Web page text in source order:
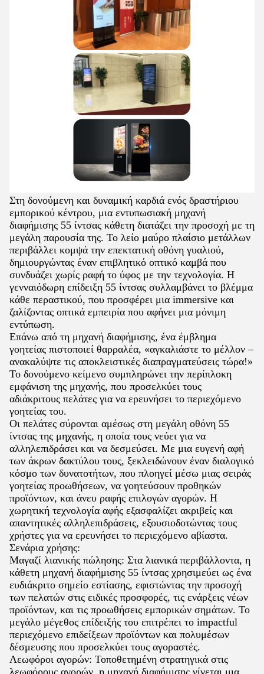
Στη δονούμενη και δυναμική καρδιά ενός δραστήριου
εμπορικού κέντρου, μια εντυπωσιακή μηχανή
διαφήμισης 55 ίντσας κάθετη διατάζει την προσοχή με τη
μεγάλη παρουσία της. Το λείο μαύρο πλαίσιο μετάλλων
περιβάλλει κομψά την επεκτατική οθόνη γυαλιού,
δημιουργώντας έναν επιβλητικό οπτικό καμβά που
συνδυάζει χωρίς ραφή το ύφος με την τεχνολογία. Η
γενναιόδωρη επίδειξη 55 ίντσας συλλαμβάνει το βλέμμα
κάθε περαστικού, που προσφέρει μια immersive και
ζαλίζοντας οπτικά εμπειρία που αφήνει μια μόνιμη
εντύπωση.
Επάνω από τη μηχανή διαφήμισης, ένα έμβλημα
γοητείας πιστοποιεί θαρραλέα, «αγκαλιάστε το μέλλον –
ανακαλύψτε τις αποκλειστικές διαπραγματεύσεις τώρα!»
Το δονούμενο κείμενο συμπληρώνει την περίπλοκη
εμφάνιση της μηχανής, που προσελκύει τους
αδιάκριτους πελάτες για να ερευνήσει το περιεχόμενο
γοητείας του.
Οι πελάτες σύρονται αμέσως στη μεγάλη οθόνη 55
ίντσας της μηχανής, η οποία τους νεύει για να
αλληλεπιδράσει και να δεσμεύσει. Με μια ευγενή αφή
των άκρων δακτύλου τους, ξεκλειδώνουν έναν διαλογικό
κόσμο των δυνατοτήτων, που πλοηγεί μέσω μιας σειράς
γοητείας προωθήσεων, να γοητεύσουν προθηκών
προϊόντων, και άνευ ραφής επιλογών αγορών. Η
χωρητική τεχνολογία αφής εξασφαλίζει ακριβείς και
απαντητικές αλληλεπιδράσεις, εξουσιοδοτώντας τους
χρήστες για να ερευνήσει το περιεχόμενο αβίαστα.
Σενάρια χρήσης:
Μαγαζί λιανικής πώλησης: Στα λιανικά περιβάλλοντα, η
κάθετη μηχανή διαφήμισης 55 ίντσας χρησιμεύει ως ένα
ευδιάκριτο σημείο εστίασης, εφιστώντας την προσοχή
των πελατών στις ειδικές προσφορές, τις ενάρξεις νέων
προϊόντων, και τις προωθήσεις εμπορικών σημάτων. Το
μεγάλο μέγεθος επίδειξής του επιτρέπει το impactful
περιεχόμενο επιδείξεων προϊόντων και πολυμέσων
δέσμευσης που προσελκύει τους αγοραστές.
Λεωφόροι αγορών: Τοποθετημένη στρατηγικά στις
λεωφόρους αγορών, η μηχανή διαφήμισης γίνεται μια